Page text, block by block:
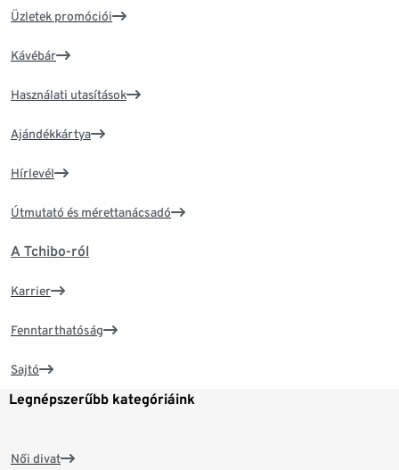
Üzletek promóciói
Kávébár
Használati utasítások
Ajándékkártya
Hírlevél
Útmutató és mérettanácsadó
A Tchibo-ról
Karrier
Fenntarthatóság
Sajtó
Legnépszerűbb kategóriáink
Női divat